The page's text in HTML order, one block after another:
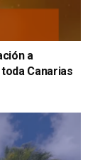
a
Canarias